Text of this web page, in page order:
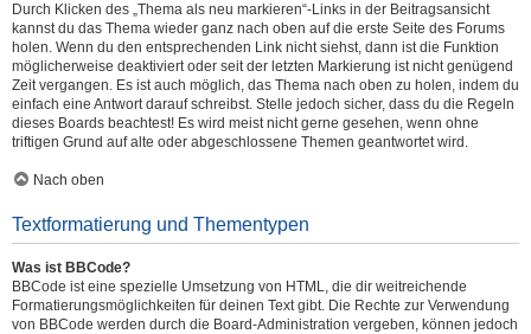
Durch Klicken des „Thema als neu markieren“-Links in der Beitragsansicht
kannst du das Thema wieder ganz nach oben auf die erste Seite des Forums
holen. Wenn du den entsprechenden Link nicht siehst, dann ist die Funktion
möglicherweise deaktiviert oder seit der letzten Markierung ist nicht genügend
Zeit vergangen. Es ist auch möglich, das Thema nach oben zu holen, indem du
einfach eine Antwort darauf schreibst. Stelle jedoch sicher, dass du die Regeln
dieses Boards beachtest! Es wird meist nicht gerne gesehen, wenn ohne
triftigen Grund auf alte oder abgeschlossene Themen geantwortet wird.
Nach oben
Textformatierung und Thementypen
Was ist BBCode?
BBCode ist eine spezielle Umsetzung von HTML, die dir weitreichende
Formatierungsmöglichkeiten für deinen Text gibt. Die Rechte zur Verwendung
von BBCode werden durch die Board-Administration vergeben, können jedoch